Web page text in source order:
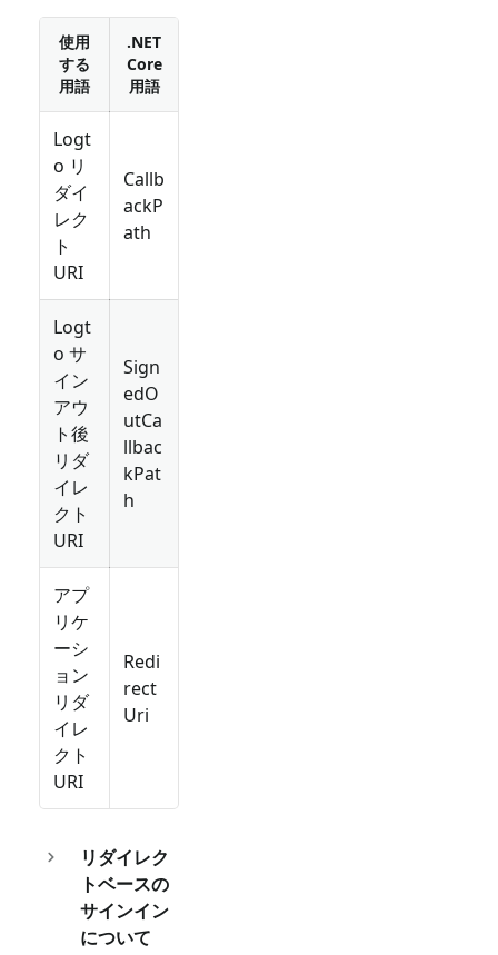
使用
する
用語
.NET
Core
用語
Logt
o リ
ダイ
レク
ト
URI
Callb
ackP
ath
Logt
o サ
イン
アウ
ト後
リダ
イレ
クト
URI
Sign
edO
utCa
llbac
kPat
h
アプ
リケ
ーシ
ョン
リダ
イレ
クト
URI
Redi
rect
Uri
リダイレク
トベースの
サインイン
について